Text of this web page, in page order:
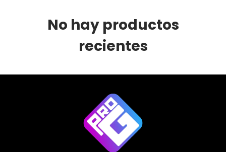
No hay productos
recientes